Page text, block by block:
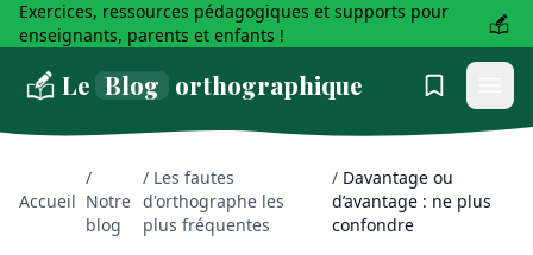
Exercices, ressources pédagogiques et supports pour
enseignants, parents et enfants !
Le Blog orthographique
Accueil
/
Notre
blog
/ Les fautes
d'orthographe les
plus fréquentes
/ Davantage ou
d’avantage : ne plus
confondre